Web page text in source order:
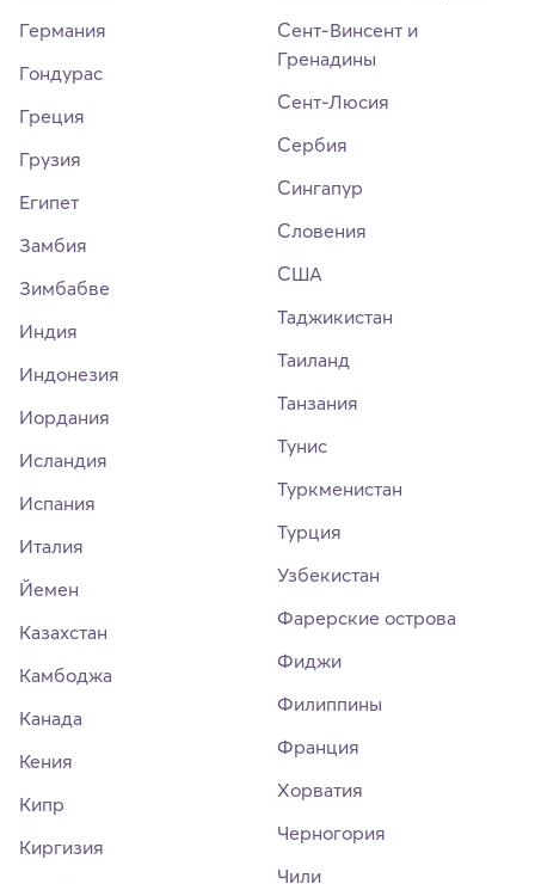
Германия
Гондурас
Греция
Грузия
Египет
Замбия
Зимбабве
Индия
Индонезия
Иордания
Исландия
Испания
Италия
Йемен
Казахстан
Камбоджа
Канада
Кения
Кипр
Киргизия
Сент-Винсент и
Гренадины
Сент-Люсия
Сербия
Сингапур
Словения
США
Таджикистан
Таиланд
Танзания
Тунис
Туркменистан
Турция
Узбекистан
Фарерские острова
Фиджи
Филиппины
Франция
Хорватия
Черногория
Чили